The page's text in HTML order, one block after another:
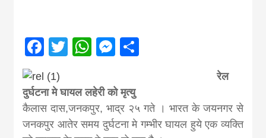
Facebook
Twitter
WhatsApp
Messenger
रेल
दुर्घटना मे घायल लहेरी को मृत्यु
कैलास दास,जनकपुर, भाद्र २५ गते । भारत के जयनगर से
जनकपुर आतेर समय दुर्घटना मे गम्भीर घायल हुये एक व्यक्ति